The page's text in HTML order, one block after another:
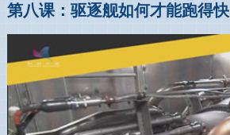
第八课：驱逐舰如何才能跑得快